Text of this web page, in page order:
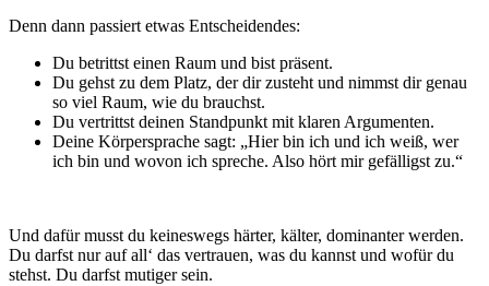
Denn dann passiert etwas Entscheidendes:
Du betrittst einen Raum und bist präsent.
Du gehst zu dem Platz, der dir zusteht und nimmst dir genau
so viel Raum, wie du brauchst.
Du vertrittst deinen Standpunkt mit klaren Argumenten.
Deine Körpersprache sagt: „Hier bin ich und ich weiß, wer
ich bin und wovon ich spreche. Also hört mir gefälligst zu.“
Und dafür musst du keineswegs härter, kälter, dominanter werden.
Du darfst nur auf all‘ das vertrauen, was du kannst und wofür du
stehst. Du darfst mutiger sein.